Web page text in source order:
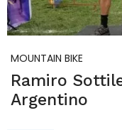
MOUNTAIN BIKE
Ramiro
Argentino